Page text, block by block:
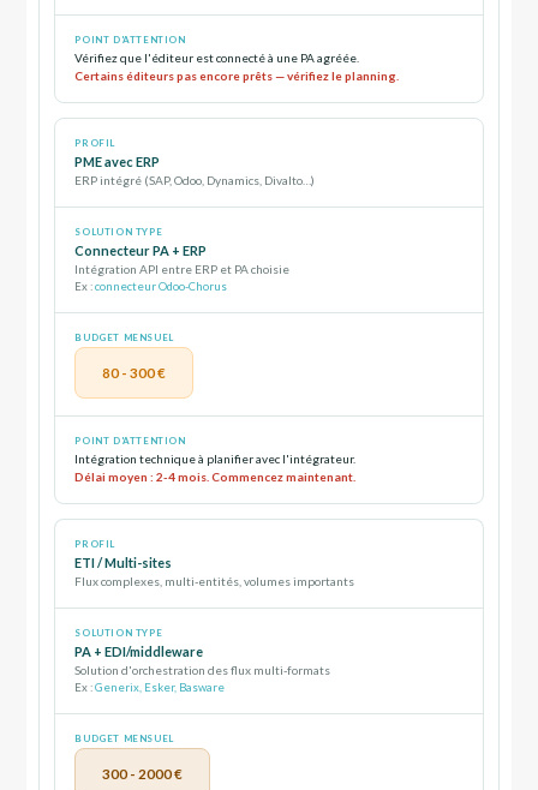
Vérifiez que l'éditeur est connecté à une PA agréée.
Certains éditeurs pas encore prêts — vérifiez le planning.
PME avec ERP
ERP intégré (SAP, Odoo, Dynamics, Divalto…)
Connecteur PA + ERP
Intégration API entre ERP et PA choisie
Ex :connecteur Odoo-Chorus
80 - 300 €
Intégration technique à planifier avec l'intégrateur.
Délai moyen : 2-4 mois. Commencez maintenant.
ETI / Multi-sites
Flux complexes, multi-entités, volumes importants
PA + EDI/middleware
Solution d'orchestration des flux multi-formats
Ex :Generix, Esker, Basware
300 - 2000 €